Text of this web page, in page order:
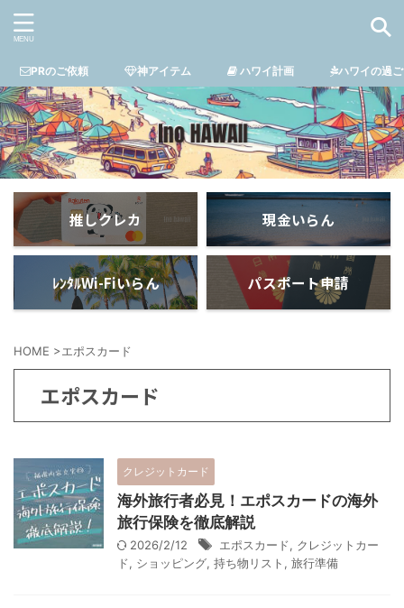
PRのご依頼 神アイテム ハワイ計画 ハワイの過
推しクレカ 現金いらん
ﾚﾝﾀﾙWi-Fiいらん パスポート申請
HOME >エポスカード
エポスカード
クレジットカード
海外旅行者必見！エポスカードの海外
旅行保険を徹底解説
2026/2/12 エポスカード, クレジットカー
ド, ショッピング, 持ち物リスト , 旅行準備